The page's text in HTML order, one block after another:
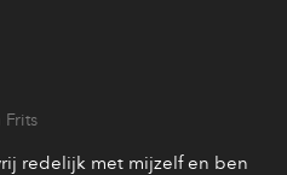
Frits
redelijk met mijzelf en ben